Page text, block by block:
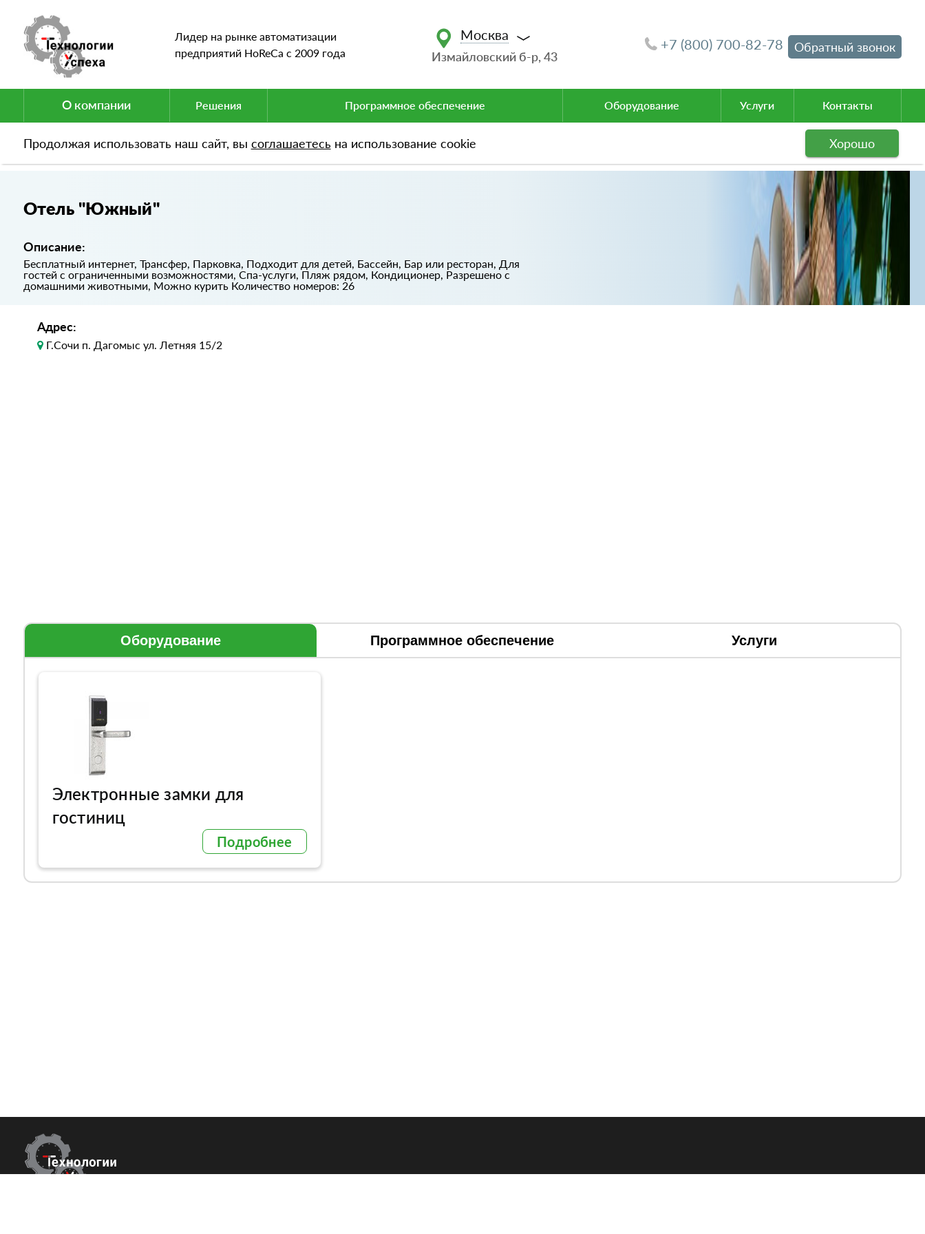
Лидер на рынке автоматизации
предприятий HoReCa c 2009 года
Москва
Измайловский б-р, 43
+7 (800) 700-82-78 Обратный звонок
О компании Решения Программное обеспечение Оборудование Услуги Контакты
Продолжая использовать наш сайт, вы соглашаетесь на использование cookie Хорошо
Портфолио Отель "Южный"
Отель "Южный"
Описание:
Бесплатный интернет, Трансфер, Парковка, Подходит для детей, Бассейн, Бар или ресторан, Для
гостей с ограниченными возможностями, Спа-услуги, Пляж рядом, Кондиционер, Разрешено с
домашними животными, Можно курить Количество номеров: 26
Адрес:
Г.Сочи п. Дагомыс ул. Летняя 15/2
Оборудование Программное обеспечение Услуги
Электронные замки для
гостиниц
Подробнее